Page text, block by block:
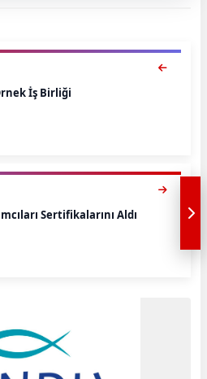
İş Birliği
Sertifikalarını Aldı